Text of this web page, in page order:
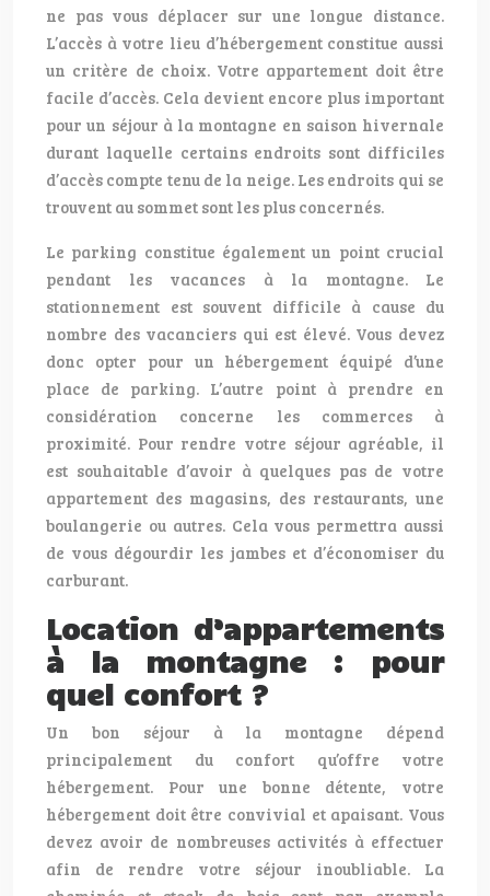
ne pas vous déplacer sur une longue distance.
L’accès à votre lieu d’hébergement constitue aussi
un critère de choix. Votre appartement doit être
facile d’accès. Cela devient encore plus important
pour un séjour à la montagne en saison hivernale
durant laquelle certains endroits sont difficiles
d’accès compte tenu de la neige. Les endroits qui se
trouvent au sommet sont les plus concernés.
Le parking constitue également un point crucial
pendant les vacances à la montagne. Le
stationnement est souvent difficile à cause du
nombre des vacanciers qui est élevé. Vous devez
donc opter pour un hébergement équipé d’une
place de parking. L’autre point à prendre en
considération concerne les commerces à
proximité. Pour rendre votre séjour agréable, il
est souhaitable d’avoir à quelques pas de votre
appartement des magasins, des restaurants, une
boulangerie ou autres. Cela vous permettra aussi
de vous dégourdir les jambes et d’économiser du
carburant.
Location d’appartements
à la montagne : pour
quel confort ?
Un bon séjour à la montagne dépend
principalement du confort qu’offre votre
hébergement. Pour une bonne détente, votre
hébergement doit être convivial et apaisant. Vous
devez avoir de nombreuses activités à effectuer
afin de rendre votre séjour inoubliable. La